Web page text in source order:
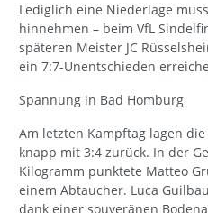
Lediglich eine Niederlage
hinnehmen – beim VfL
späteren Meister JC
ein 7:7-Unentschieden
Spannung in Bad Homburg
Am letzten Kampftag lagen
knapp mit 3:4 zurück. In der
Kilogramm punktete Matteo
einem Abtaucher. Luca
dank einer souveränen